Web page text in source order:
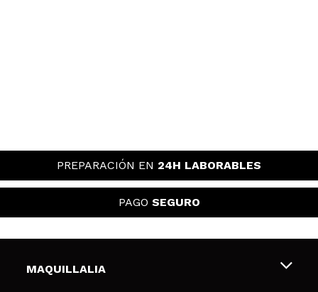
PREPARACIÓN EN 24H LABORABLES
PAGO SEGURO
MAQUILLALIA